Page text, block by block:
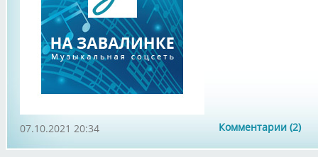
Комментарии (2)
07.10.2021 20:34